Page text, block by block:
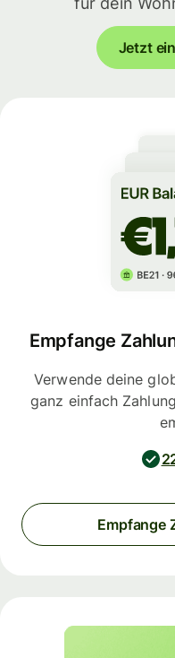
Jetzt
Empfange
Verwende deine
ganz einfach
Empfange